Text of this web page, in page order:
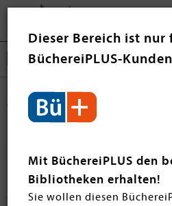
Dieser Bereich ist nur
BüchereiPLUS-
Mit BüchereiPLUS den
Bibliotheken erhalten!
Sie wollen diesen
Jugendbücher
Neuerscheinungen
unserem Jahreskurs im
wurden. Alle Novitäten können